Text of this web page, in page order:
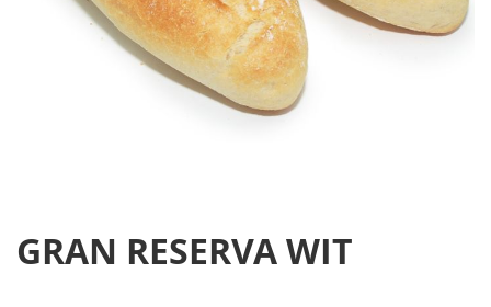
het
GRAN RESERVA WIT